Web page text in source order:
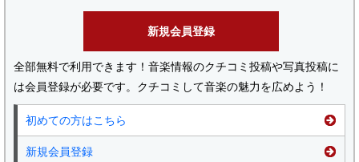
新規会員登録
全部無料で利用できます！音楽情報のクチコミ投稿や写真投稿に
は会員登録が必要です。クチコミして音楽の魅力を広めよう！
初めての方はこちら
新規会員登録